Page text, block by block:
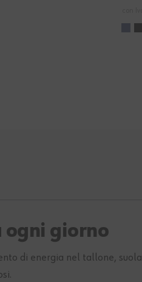
ogni giorno
di energia nel tallone, suola